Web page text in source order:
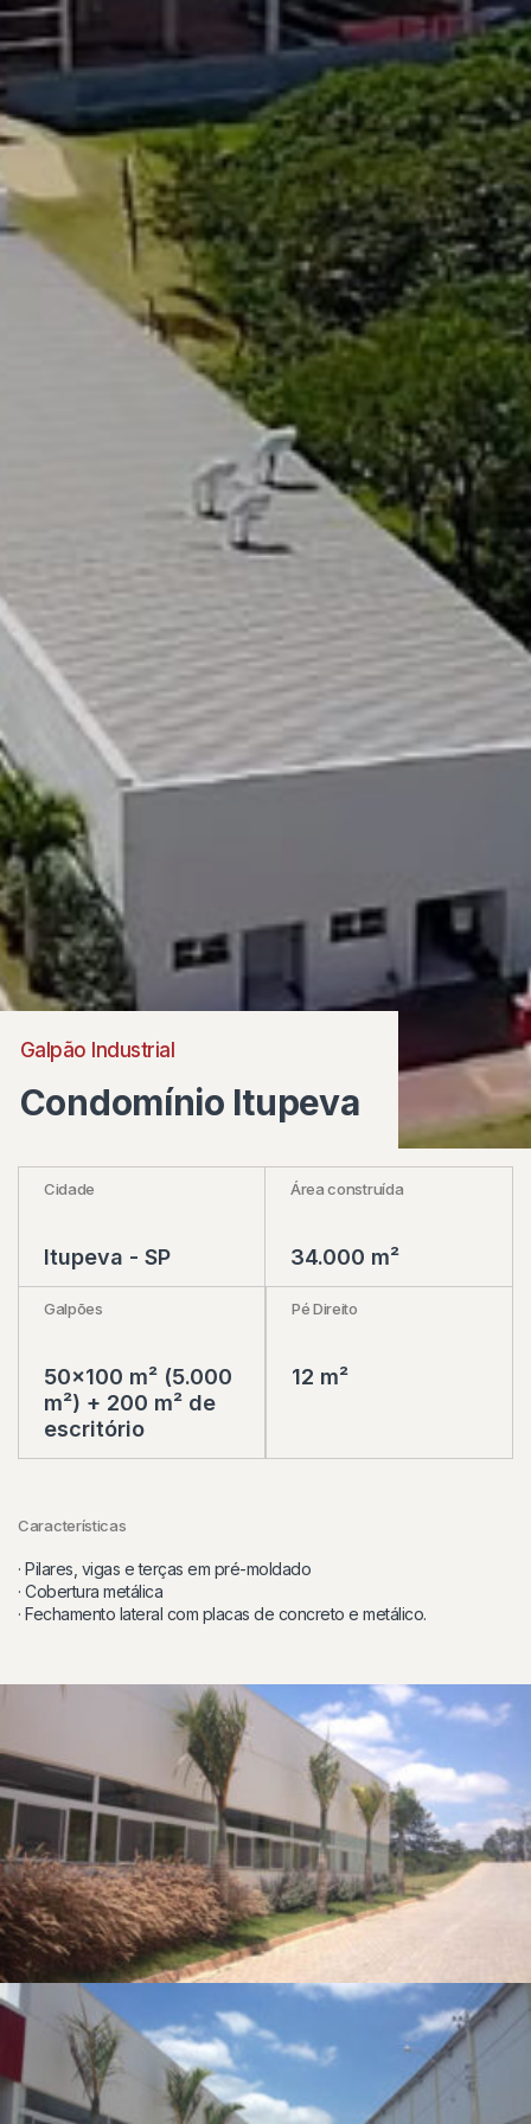
Galpão Industrial
Condomínio Itupeva
Cidade
Itupeva - SP
Área construída
34.000 m²
Galpões
50x100 m² (5.000
m²) + 200 m² de
escritório
Pé Direito
12 m²
Características
· Pilares, vigas e terças em pré-moldado
· Cobertura metálica
· Fechamento lateral com placas de concreto e metálico.